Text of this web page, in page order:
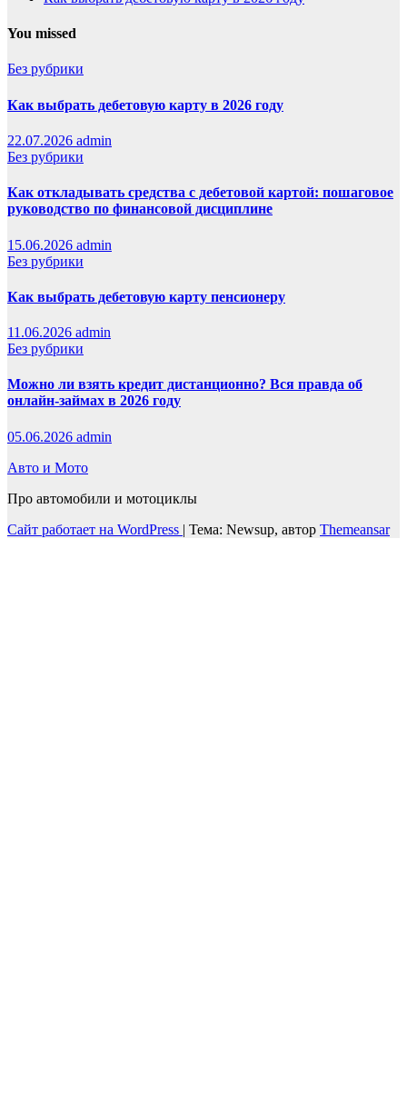
You missed
Без рубрики
Как выбрать дебетовую карту в 2026 году
22.07.2026 admin
Без рубрики
Как откладывать средства с дебетовой картой: пошаговое
руководство по финансовой дисциплине
15.06.2026 admin
Без рубрики
Как выбрать дебетовую карту пенсионеру
11.06.2026 admin
Без рубрики
Можно ли взять кредит дистанционно? Вся правда об
онлайн-займах в 2026 году
05.06.2026 admin
Авто и Мото
Про автомобили и мотоциклы
Сайт работает на WordPress | Тема: Newsup, автор Themeansar